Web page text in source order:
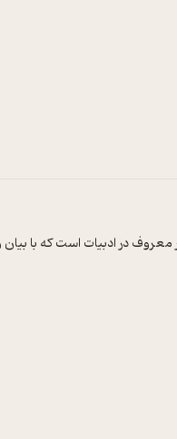
در ادبيات است که با